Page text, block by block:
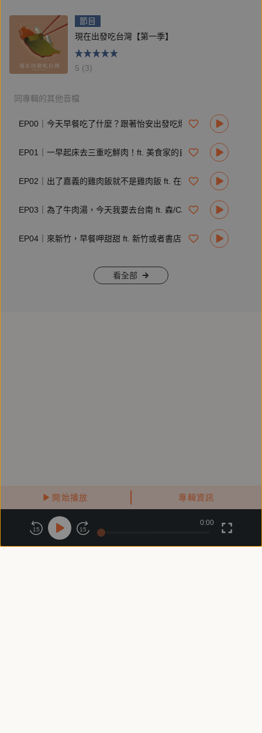
開始播放 專輯資訊
https://facebook.com/mirrorvoice2019
| 追蹤《鏡好聽》Instagram：
https://instagram.com/mirror_voice
| 合作、節目建議歡迎來信：
節目
現在出發吃台灣【第一季】
5 (3)
同專輯的其他音檔
EP00｜今天早餐吃了什麼？跟著怡安出發吃爆 10 款早場小吃
EP01｜一早起床去三重吃鮮肉！ft. 美食家的自學之路 Liz 高琹雯
EP02｜出了嘉義的雞肉飯就不是雞肉飯 ft. 在欉紅主廚 楊豐旭
EP03｜為了牛肉湯，今天我要去台南 ft. 森/CASA 毛鈺婷
EP04｜來新竹，早餐呷甜甜 ft. 新竹或者書店 王詩鈺
看全部
關於鏡好聽
商務合作 付費條款 會員條款
15 15
0:00